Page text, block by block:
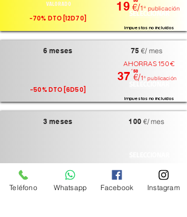
SELECCIONAR
Impuestos no incluidos
6 meses 75€/ mes
SELECCIONAR
Impuestos no incluidos
3 meses 100 €/ mes
Impuestos no incluidos
AHORRAS 150€
-70% DTO [12D70]
19 €/1ª publicación
37 €/1ª publicación
-50% DTO [6D50]
VALORADO
´ 50
Podemos hacerte un"diseño gratuito"para el primer mes, o
Teléfono Whatsapp Facebook Instagram